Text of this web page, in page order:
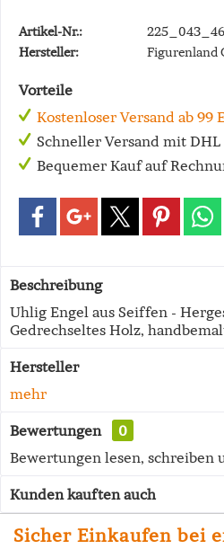
Artikel-Nr.:
Hersteller:
Figurenland
Vorteile
Kostenloser Versand ab 99
Schneller Versand mit DHL
Bequemer Kauf auf
Beschreibung
Uhlig Engel aus Seiffen -
Gedrechseltes Holz,
Hersteller
mehr
Bewertungen
0
Bewertungen lesen, schreiben
Kunden kauften auch
Sicher Einkaufen bei